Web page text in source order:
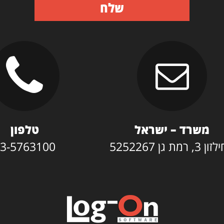
שלח
משרד – ישראל
גן 5252267
טלפון
5763100